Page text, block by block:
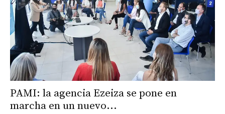
PAMI: la agencia Ezeiza se pone en
marcha en un nuevo...